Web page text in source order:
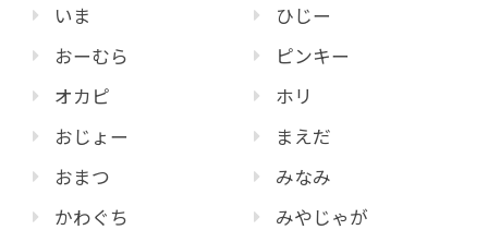
いま
おーむら
オカピ
おじょー
おまつ
かわぐち
ひじー
ピンキー
ホリ
まえだ
みなみ
みやじゃが